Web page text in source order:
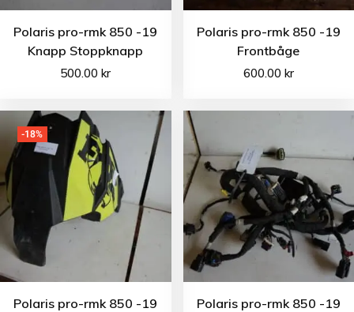
Polaris pro-rmk 850 -19
Knapp Stoppknapp
500.00kr
Polaris pro-rmk 850 -19
Frontbåge
600.00 kr
-18%
Polaris pro-rmk 850 -19
Polaris pro-rmk 850 -19